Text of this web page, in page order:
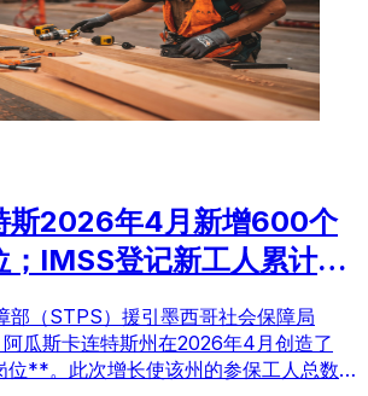
斯2026年4月新增600个
；IMSS登记新工人累计达
部（STPS）援引墨西哥社会保障局
阿瓜斯卡连特斯州在2026年4月创造了
**。此次增长使该州的参保工人总数达